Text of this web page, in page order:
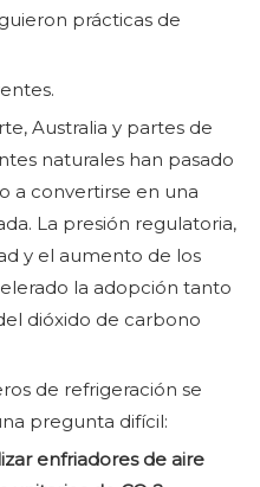
prácticas de
Australia y partes de
naturales han pasado
a convertirse en una
La presión regulatoria,
y el aumento de los
la adopción tanto
dióxido de carbono
de refrigeración se
pregunta difícil:
enfriadores de aire